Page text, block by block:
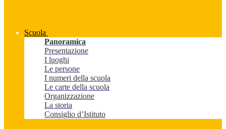
Scuola
Panoramica
Presentazione
I luoghi
Le persone
I numeri della scuola
Le carte della scuola
Organizzazione
La storia
Consiglio d’Istituto